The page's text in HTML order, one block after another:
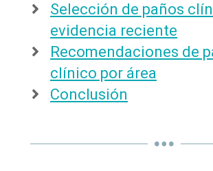
Selección de paños
evidencia reciente
Recomendaciones de
clínico por área
Conclusión